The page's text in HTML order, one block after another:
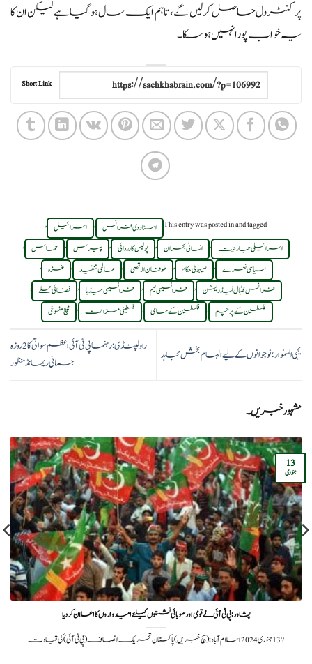
پر کنٹرول حاصل کر لیں گے، تاہم ایک سال ہو گیا ہے لیکن ان کا
یہ خواب پورا نہیں ہو سکا۔
Short Link
This entry was posted inand tagged اسٹاد دی فرانس , اسرائیل ,
اسرائیلی جارحیت , انسانی بحران , پولیس کارروائی , پیرس , حماس ,
سیاسی نعرے , صیہونی حکام , طوفان الاقصی , عالمی تنقید , غزہ ,
فرانس فٹبال فیڈریشن , فرانسیسی ٹیم , فرانسیسی میڈیا , فضائی حملے ,
فلسطین کے پرچم , فلسطین کے حامی , فلسطینی مزاحمت , میچ منسوخی .
یحیی السنوار؛ نوجوانوں کے لیے الہام بخش مجاہد
راولپنڈی: رہنما پی ٹی آئی اعظم سواتی کا 2 روزہ
جسمانی ریمانڈ منظور
مشہور خبریں۔
پشاور: پی ٹی آئی نے قومی اور صوبائی نشستوں کیلئے امیدواروں کا اعلان کردیا
?️ 13 جنوری 2024اسلام آباد: (سچ خبریں) پاکستان تحریک انصاف (پی ٹی آئی) کی قیادت
13
جنوری